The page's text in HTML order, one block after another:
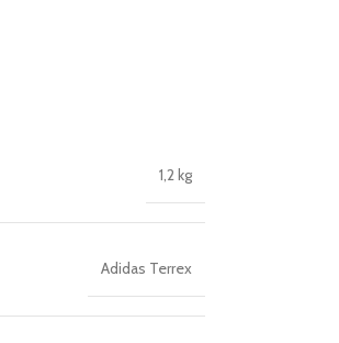
1,2 kg
Adidas Terrex